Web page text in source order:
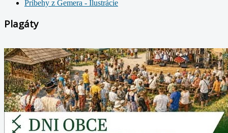
Príbehy z Gemera - Ilustrácie
Plagáty